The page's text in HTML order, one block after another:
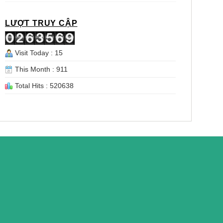
LƯỢT TRUY CẬP
Visit Today : 15
This Month : 911
Total Hits : 520638